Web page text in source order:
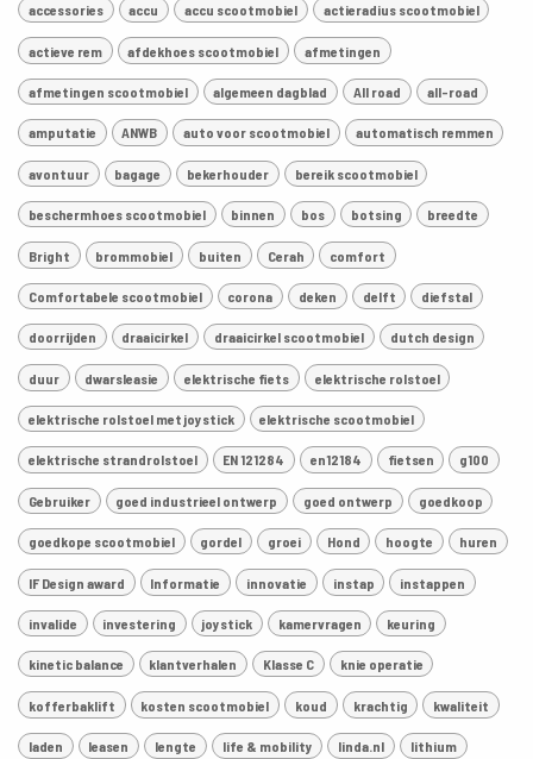
accessories accu accu scootmobiel actieradius scootmobiel
actieve rem afdekhoes scootmobiel afmetingen
afmetingen scootmobiel algemeen dagblad All road all-road
amputatie ANWB auto voor scootmobiel automatisch remmen
avontuur bagage bekerhouder bereik scootmobiel
beschermhoes scootmobiel binnen bos botsing breedte
Bright brommobiel buiten Cerah comfort
Comfortabele scootmobiel corona deken delft diefstal
doorrijden draaicirkel draaicirkel scootmobiel dutch design
duur dwarsleasie elektrische fiets elektrische rolstoel
elektrische rolstoel met joystick elektrische scootmobiel
elektrische strandrolstoel EN 121284 en12184 fietsen g100
Gebruiker goed industrieel ontwerp goed ontwerp goedkoop
goedkope scootmobiel gordel groei Hond hoogte huren
IF Design award Informatie innovatie instap instappen
invalide investering joystick kamervragen keuring
kinetic balance klantverhalen Klasse C knie operatie
kofferbaklift kosten scootmobiel koud krachtig kwaliteit
laden leasen lengte life & mobility linda.nl lithium